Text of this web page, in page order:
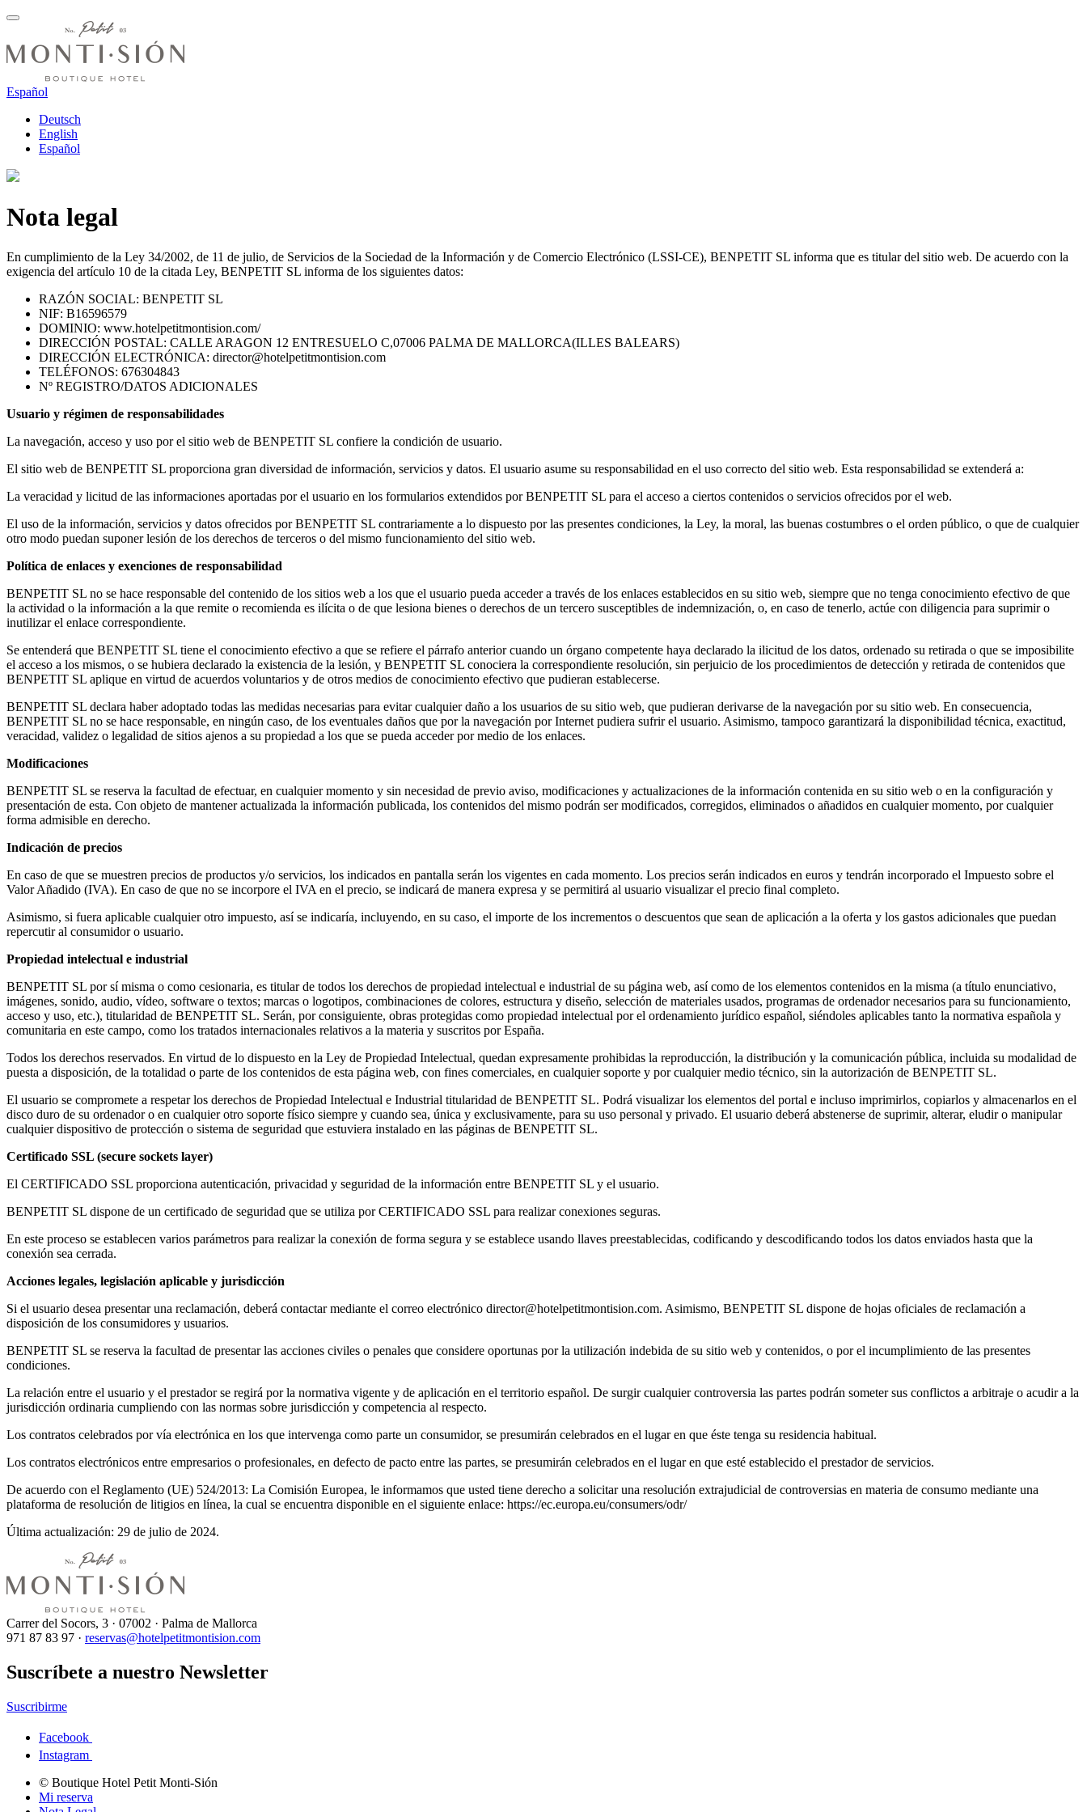
Español
Deutsch
English
Español
Nota legal
En cumplimiento de la Ley 34/2002, de 11 de julio, de Servicios de la Sociedad de la Información y de Comercio Electrónico (LSSI-CE), BENPETIT SL informa que es titular del sitio web. De acuerdo con la
exigencia del artículo 10 de la citada Ley, BENPETIT SL informa de los siguientes datos:
RAZÓN SOCIAL: BENPETIT SL
NIF: B16596579
DOMINIO: www.hotelpetitmontision.com/
DIRECCIÓN POSTAL: CALLE ARAGON 12 ENTRESUELO C,07006 PALMA DE MALLORCA(ILLES BALEARS)
DIRECCIÓN ELECTRÓNICA: director@hotelpetitmontision.com
TELÉFONOS: 676304843
Nº REGISTRO/DATOS ADICIONALES
Usuario y régimen de responsabilidades
La navegación, acceso y uso por el sitio web de BENPETIT SL confiere la condición de usuario.
El sitio web de BENPETIT SL proporciona gran diversidad de información, servicios y datos. El usuario asume su responsabilidad en el uso correcto del sitio web. Esta responsabilidad se extenderá a:
La veracidad y licitud de las informaciones aportadas por el usuario en los formularios extendidos por BENPETIT SL para el acceso a ciertos contenidos o servicios ofrecidos por el web.
El uso de la información, servicios y datos ofrecidos por BENPETIT SL contrariamente a lo dispuesto por las presentes condiciones, la Ley, la moral, las buenas costumbres o el orden público, o que de cualquier
otro modo puedan suponer lesión de los derechos de terceros o del mismo funcionamiento del sitio web.
Política de enlaces y exenciones de responsabilidad
BENPETIT SL no se hace responsable del contenido de los sitios web a los que el usuario pueda acceder a través de los enlaces establecidos en su sitio web, siempre que no tenga conocimiento efectivo de que
la actividad o la información a la que remite o recomienda es ilícita o de que lesiona bienes o derechos de un tercero susceptibles de indemnización, o, en caso de tenerlo, actúe con diligencia para suprimir o
inutilizar el enlace correspondiente.
Se entenderá que BENPETIT SL tiene el conocimiento efectivo a que se refiere el párrafo anterior cuando un órgano competente haya declarado la ilicitud de los datos, ordenado su retirada o que se imposibilite
el acceso a los mismos, o se hubiera declarado la existencia de la lesión, y BENPETIT SL conociera la correspondiente resolución, sin perjuicio de los procedimientos de detección y retirada de contenidos que
BENPETIT SL aplique en virtud de acuerdos voluntarios y de otros medios de conocimiento efectivo que pudieran establecerse.
BENPETIT SL declara haber adoptado todas las medidas necesarias para evitar cualquier daño a los usuarios de su sitio web, que pudieran derivarse de la navegación por su sitio web. En consecuencia,
BENPETIT SL no se hace responsable, en ningún caso, de los eventuales daños que por la navegación por Internet pudiera sufrir el usuario. Asimismo, tampoco garantizará la disponibilidad técnica, exactitud,
veracidad, validez o legalidad de sitios ajenos a su propiedad a los que se pueda acceder por medio de los enlaces.
Modificaciones
BENPETIT SL se reserva la facultad de efectuar, en cualquier momento y sin necesidad de previo aviso, modificaciones y actualizaciones de la información contenida en su sitio web o en la configuración y
presentación de esta. Con objeto de mantener actualizada la información publicada, los contenidos del mismo podrán ser modificados, corregidos, eliminados o añadidos en cualquier momento, por cualquier
forma admisible en derecho.
Indicación de precios
En caso de que se muestren precios de productos y/o servicios, los indicados en pantalla serán los vigentes en cada momento. Los precios serán indicados en euros y tendrán incorporado el Impuesto sobre el
Valor Añadido (IVA). En caso de que no se incorpore el IVA en el precio, se indicará de manera expresa y se permitirá al usuario visualizar el precio final completo.
Asimismo, si fuera aplicable cualquier otro impuesto, así se indicaría, incluyendo, en su caso, el importe de los incrementos o descuentos que sean de aplicación a la oferta y los gastos adicionales que puedan
repercutir al consumidor o usuario.
Propiedad intelectual e industrial
BENPETIT SL por sí misma o como cesionaria, es titular de todos los derechos de propiedad intelectual e industrial de su página web, así como de los elementos contenidos en la misma (a título enunciativo,
imágenes, sonido, audio, vídeo, software o textos; marcas o logotipos, combinaciones de colores, estructura y diseño, selección de materiales usados, programas de ordenador necesarios para su funcionamiento,
acceso y uso, etc.), titularidad de BENPETIT SL. Serán, por consiguiente, obras protegidas como propiedad intelectual por el ordenamiento jurídico español, siéndoles aplicables tanto la normativa española y
comunitaria en este campo, como los tratados internacionales relativos a la materia y suscritos por España.
Todos los derechos reservados. En virtud de lo dispuesto en la Ley de Propiedad Intelectual, quedan expresamente prohibidas la reproducción, la distribución y la comunicación pública, incluida su modalidad de
puesta a disposición, de la totalidad o parte de los contenidos de esta página web, con fines comerciales, en cualquier soporte y por cualquier medio técnico, sin la autorización de BENPETIT SL.
El usuario se compromete a respetar los derechos de Propiedad Intelectual e Industrial titularidad de BENPETIT SL. Podrá visualizar los elementos del portal e incluso imprimirlos, copiarlos y almacenarlos en el
disco duro de su ordenador o en cualquier otro soporte físico siempre y cuando sea, única y exclusivamente, para su uso personal y privado. El usuario deberá abstenerse de suprimir, alterar, eludir o manipular
cualquier dispositivo de protección o sistema de seguridad que estuviera instalado en las páginas de BENPETIT SL.
Certificado SSL (secure sockets layer)
El CERTIFICADO SSL proporciona autenticación, privacidad y seguridad de la información entre BENPETIT SL y el usuario.
BENPETIT SL dispone de un certificado de seguridad que se utiliza por CERTIFICADO SSL para realizar conexiones seguras.
En este proceso se establecen varios parámetros para realizar la conexión de forma segura y se establece usando llaves preestablecidas, codificando y descodificando todos los datos enviados hasta que la
conexión sea cerrada.
Acciones legales, legislación aplicable y jurisdicción
Si el usuario desea presentar una reclamación, deberá contactar mediante el correo electrónico director@hotelpetitmontision.com. Asimismo, BENPETIT SL dispone de hojas oficiales de reclamación a
disposición de los consumidores y usuarios.
BENPETIT SL se reserva la facultad de presentar las acciones civiles o penales que considere oportunas por la utilización indebida de su sitio web y contenidos, o por el incumplimiento de las presentes
condiciones.
La relación entre el usuario y el prestador se regirá por la normativa vigente y de aplicación en el territorio español. De surgir cualquier controversia las partes podrán someter sus conflictos a arbitraje o acudir a la
jurisdicción ordinaria cumpliendo con las normas sobre jurisdicción y competencia al respecto.
Los contratos celebrados por vía electrónica en los que intervenga como parte un consumidor, se presumirán celebrados en el lugar en que éste tenga su residencia habitual.
Los contratos electrónicos entre empresarios o profesionales, en defecto de pacto entre las partes, se presumirán celebrados en el lugar en que esté establecido el prestador de servicios.
De acuerdo con el Reglamento (UE) 524/2013: La Comisión Europea, le informamos que usted tiene derecho a solicitar una resolución extrajudicial de controversias en materia de consumo mediante una
plataforma de resolución de litigios en línea, la cual se encuentra disponible en el siguiente enlace: https://ec.europa.eu/consumers/odr/
Última actualización: 29 de julio de 2024.
Carrer del Socors, 3 · 07002 · Palma de Mallorca
971 87 83 97 · reservas@hotelpetitmontision.com
Suscríbete a nuestro Newsletter
Suscribirme
Facebook
Instagram
© Boutique Hotel Petit Monti-Sión
Mi reserva